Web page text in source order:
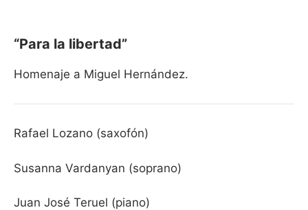
“Para la libertad”
Homenaje a Miguel Hernández.
Rafael Lozano (saxofón)
Susanna Vardanyan (soprano)
Juan José Teruel (piano)